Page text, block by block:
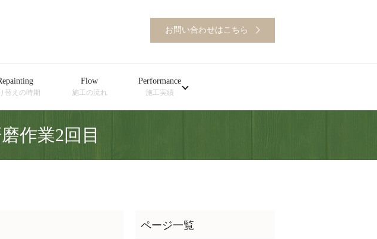
お問い合わせはこちら
替えの時期
Flow
施工の流れ
Performance
施工実績
作業2回目